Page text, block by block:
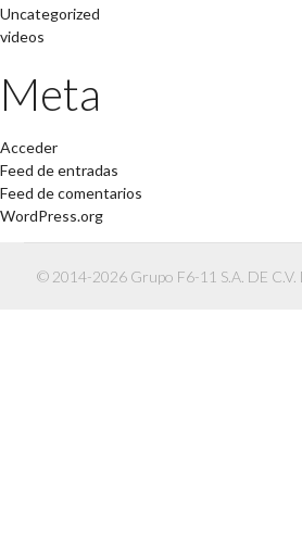
Uncategorized
videos
Meta
Acceder
Feed de entradas
Feed de comentarios
WordPress.org
© 2014-2026 Grupo F6-11 S.A. DE C.V.